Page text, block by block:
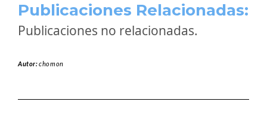
Publicaciones Relacionadas:
Publicaciones no relacionadas.
Autor:chomon